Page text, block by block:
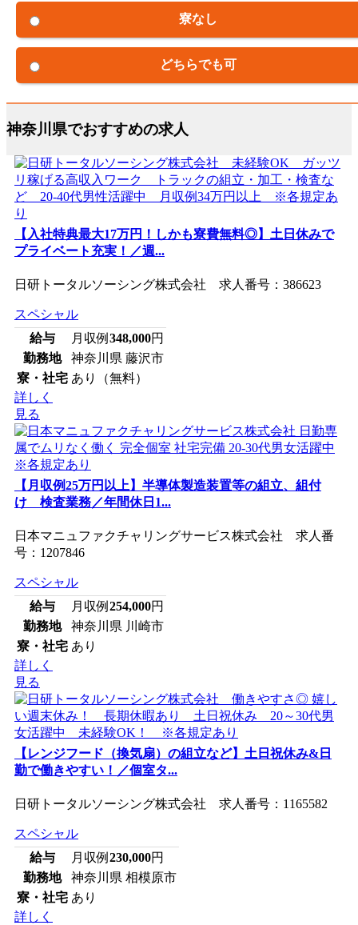
寮なし
どちらでも可
神奈川県でおすすめの求人
【入社特典最大17万円！しかも寮費無料◎】土日休みで
プライベート充実！／週...
日研トータルソーシング株式会社 求人番号：386623
スペシャル
給与
月収例 348,000円
勤務地
神奈川県 藤沢市
寮・社宅 あり（無料）
詳しく
見る
【月収例25万円以上】半導体製造装置等の組立、組付
け 検査業務／年間休日1...
日本マニュファクチャリングサービス株式会社 求人番
号：1207846
スペシャル
給与
月収例 254,000円
勤務地
神奈川県 川崎市
寮・社宅 あり
詳しく
見る
【レンジフード（換気扇）の組立など】土日祝休み&日
勤で働きやすい！／個室タ...
日研トータルソーシング株式会社 求人番号：1165582
スペシャル
給与
月収例 230,000円
勤務地
神奈川県 相模原市
寮・社宅 あり
詳しく